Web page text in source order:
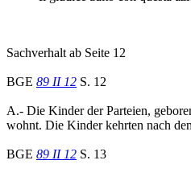
Sachverhalt ab Seite 12
BGE 89 II 12 S. 12
A.- Die Kinder der Parteien,
wohnt. Die Kinder kehrten nach
BGE 89 II 12 S. 13